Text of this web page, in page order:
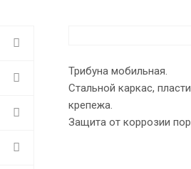
Трибуна мобильная.
Стальной каркас,
крепежа.
Защита от коррозии